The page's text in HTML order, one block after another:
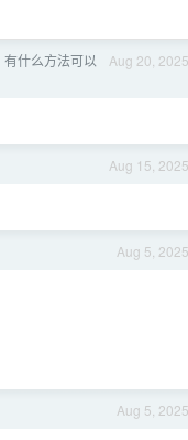
Aug 20, 2025
什么方法可以
Aug 15, 2025
Aug 5, 2025
Aug 5, 2025